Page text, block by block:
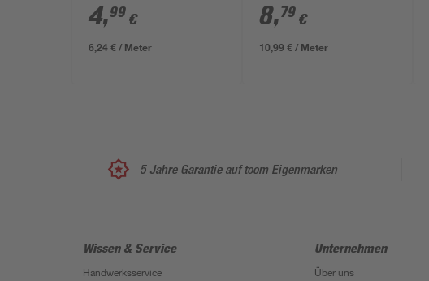
x 16 mm
4,99 €
6,24 € / Meter
x 500 x 16 mm
8,79 €
10,99 € / Meter
5 Jahre Garantie auf toom Eigenmarken
Wissen & Service
Handwerksservice
Unternehmen
Über uns